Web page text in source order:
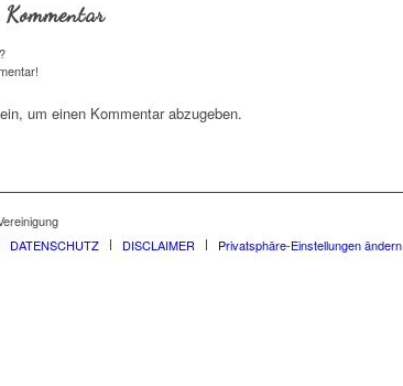
um einen Kommentar abzugeben.
DATENSCHUTZ DISCLAIMER Privatsphäre-Einstellungen ändern